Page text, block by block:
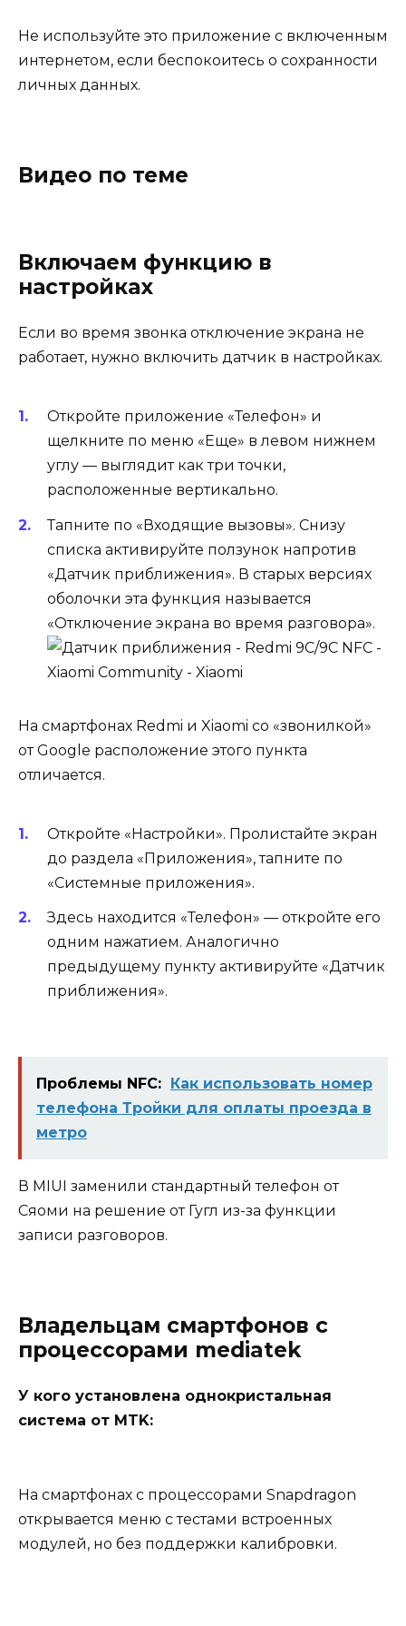
Не используйте это приложение с включенным
интернетом, если беспокоитесь о сохранности
личных данных.
Видео по теме
Включаем функцию в
настройках
Если во время звонка отключение экрана не
работает, нужно включить датчик в настройках.
Откройте приложение «Телефон» и
щелкните по меню «Еще» в левом нижнем
углу — выглядит как три точки,
расположенные вертикально.
Тапните по «Входящие вызовы». Снизу
списка активируйте ползунок напротив
«Датчик приближения». В старых версиях
оболочки эта функция называется
«Отключение экрана во время разговора».
На смартфонах Redmi и Xiaomi со «звонилкой»
от Google расположение этого пункта
отличается.
Откройте «Настройки». Пролистайте экран
до раздела «Приложения», тапните по
«Системные приложения».
Здесь находится «Телефон» — откройте его
одним нажатием. Аналогично
предыдущему пункту активируйте «Датчик
приближения».
Проблемы NFC:
Как использовать номер
телефона Тройки для оплаты проезда в
метро
В MIUI заменили стандартный телефон от
Сяоми на решение от Гугл из-за функции
записи разговоров.
Владельцам смартфонов с
процессорами mediatek
У кого установлена однокристальная
система от MTK:
На смартфонах с процессорами Snapdragon
открывается меню с тестами встроенных
модулей, но без поддержки калибровки.